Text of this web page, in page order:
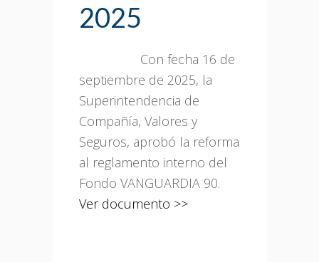
2025
Con fecha 16 de
septiembre de 2025, la
Superintendencia de
Compañía, Valores y
Seguros, aprobó la reforma
al reglamento interno del
Fondo VANGUARDIA 90.
Ver documento >>